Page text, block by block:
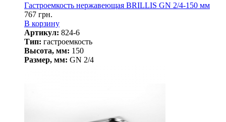
Гастроемкость нержавеющая BRILLIS GN 2/4-150 мм
767 грн.
В корзину
Артикул: 824-6
Тип: гастроемкость
Высота, мм: 150
Размер, мм: GN 2/4